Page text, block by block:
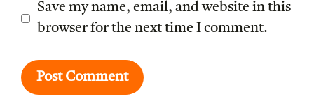
Save my name, email, and website in this
browser for the next time I comment.